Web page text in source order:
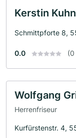
Kerstin Kuhn
Schmittpforte 8,
0.0 (0
Wolfgang
Herrenfriseur
Kurfürstenstr. 4,